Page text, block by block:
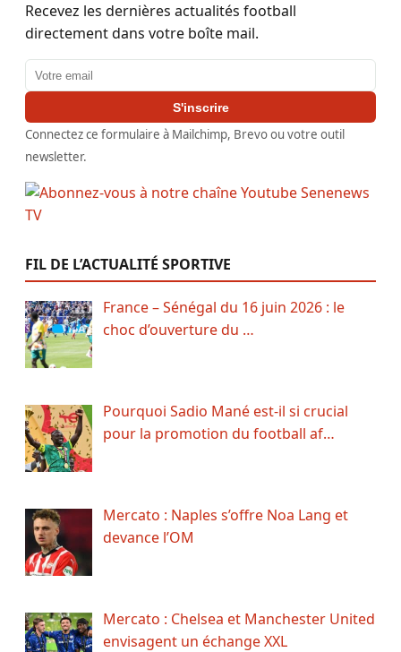
Recevez les dernières actualités football
directement dans votre boîte mail.
Adresse email
S'inscrire
Connectez ce formulaire à Mailchimp, Brevo ou votre outil
newsletter.
FIL DE L’ACTUALITÉ SPORTIVE
France – Sénégal du 16 juin 2026 : le
choc d’ouverture du …
Pourquoi Sadio Mané est-il si crucial
pour la promotion du football af…
Mercato : Naples s’offre Noa Lang et
devance l’OM
Mercato : Chelsea et Manchester United
envisagent un échange XXL